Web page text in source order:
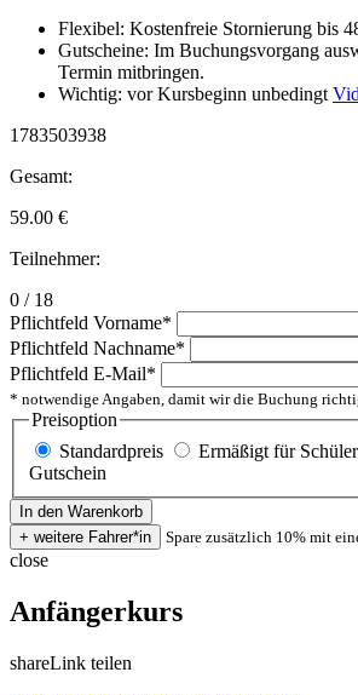
Flexibel: Kostenfreie Stornierung bis
Gutscheine: Im Buchungsvorgang
Termin mitbringen.
Wichtig: vor Kursbeginn unbedingt
1783503938
Gesamt:
59.00 €
Teilnehmer:
0 / 18
Pflichtfeld Vorname*
Pflichtfeld Nachname*
Pflichtfeld E-Mail*
* notwendige Angaben, damit wir die Buchung
Preisoption
Standardpreis
Ermäßigt für
Gutschein
Spare zusätzlich 10% mit
close
Anfängerkurs
shareLink teilen